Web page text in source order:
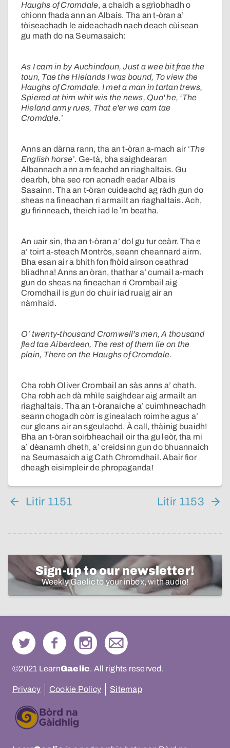
Haughs of Cromdale, a chaidh a sgrìobhadh o
chionn fhada ann an Albais. Tha an t-òran a’
tòiseachadh le aideachadh nach deach cùisean
gu math do na Seumasaich:
As I cam in by Auchindoun, Just a wee bit frae the
toun, Tae the Hielands I was bound, To view the
Haughs of Cromdale. I met a man in tartan trews,
Spiered at him whit wis the news, Quo' he, ‘The
Hieland army rues, That e'er we cam tae
Cromdale.’
Anns an dàrna rann, tha an t-òran a-mach air ‘The
English horse’. Ge-tà, bha saighdearan
Albannach ann am feachd an riaghaltais. Gu
dearbh, bha seo ron aonadh eadar Alba is
Sasainn. Tha an t-òran cuideachd ag ràdh gun do
sheas na fineachan ri armailt an riaghaltais. Ach,
gu fìrinneach, theich iad le ʼm beatha.
An uair sin, tha an t-òran a’ dol gu tur ceàrr. Tha e
a’ toirt a-steach Montròs, seann cheannard airm.
Bha esan air a bhith fon fhòid airson ceathrad
bliadhna! Anns an òran, thathar a’ cumail a-mach
gun do sheas na fineachan ri Crombail aig
Cromdhail is gun do chuir iad ruaig air an
nàmhaid.
O’ twenty-thousand Cromwell's men, A thousand
fled tae Aiberdeen, The rest of them lie on the
plain, There on the Haughs of Cromdale.
Cha robh Oliver Crombail an sàs anns a’ chath.
Cha robh ach dà mhìle saighdear aig armailt an
riaghaltais. Tha an t-òranaiche a’ cuimhneachadh
seann chogadh còrr is ginealach roimhe agus a’
cur gleans air an sgeulachd. À call, thàinig buaidh!
Bha an t-òran soirbheachail oir tha gu leòr, tha mi
a’ dèanamh dheth, a’ creidsinn gun do bhuannaich
na Seumasaich aig Cath Chromdhail. Abair fìor
dheagh eisimpleir de phropaganda!
Litir 1151 Litir 1153
Sign-up to our newsletter!
Weekly Gaelic to your inbox, with audio!
©2021 LearnGaelic. All rights reserved.
Privacy Cookie Policy Sitemap